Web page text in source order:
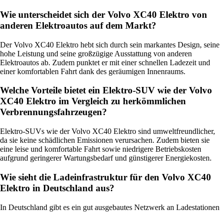
Wie unterscheidet sich der Volvo XC40 Elektro von
anderen Elektroautos auf dem Markt?
Der Volvo XC40 Elektro hebt sich durch sein markantes Design, seine
hohe Leistung und seine großzügige Ausstattung von anderen
Elektroautos ab. Zudem punktet er mit einer schnellen Ladezeit und
einer komfortablen Fahrt dank des geräumigen Innenraums.
Welche Vorteile bietet ein Elektro-SUV wie der Volvo
XC40 Elektro im Vergleich zu herkömmlichen
Verbrennungsfahrzeugen?
Elektro-SUVs wie der Volvo XC40 Elektro sind umweltfreundlicher,
da sie keine schädlichen Emissionen verursachen. Zudem bieten sie
eine leise und komfortable Fahrt sowie niedrigere Betriebskosten
aufgrund geringerer Wartungsbedarf und günstigerer Energiekosten.
Wie sieht die Ladeinfrastruktur für den Volvo XC40
Elektro in Deutschland aus?
In Deutschland gibt es ein gut ausgebautes Netzwerk an Ladestationen